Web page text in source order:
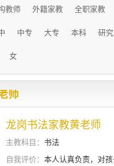
教师 外籍家教 全职家教
中专 大专 本科 研
女
师
龙岗书法家教黄老师
主教科目： 书法
自我评价： 本人认真负责，对